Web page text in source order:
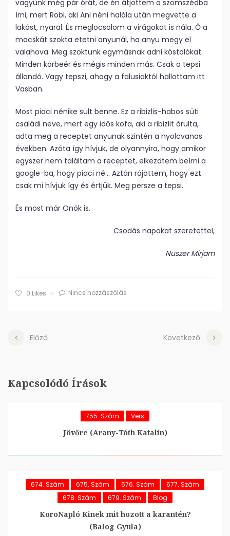
vagyunk még pár órát, de én átjöttem a szomszédba
írni, mert Robi, aki Ani néni halála után megvette a
lakást, nyaral. És meglocsolom a virágokat is nála. Ő a
macskát szokta etetni anyunál, ha anyu megy el
valahova. Meg szoktunk egymásnak adni kóstolókat.
Minden körbeér és mégis minden más. Csak a tepsi
állandó. Vagy tepszi, ahogy a falusiaktól hallottam itt
Vasban.
Most piaci nénike sült benne. Ez a ribizlis-habos süti
családi neve, mert egy idős kofa, aki a ribizlit árulta,
adta meg a receptet anyunak szintén a nyolcvanas
években. Azóta így hívjuk, de olyannyira, hogy amikor
egyszer nem találtam a receptet, elkezdtem beírni a
google-ba, hogy piaci né… Aztán rájöttem, hogy ezt
csak mi hívjuk így és értjük. Meg persze a tepsi.
És most már Önök is.
Csodás napokat szeretettel,
Nuszer Mirjam
0 Likes Nincs hozzászólás
Előző Következő
Kapcsolódó Írások
755. Szám Vers
Jövőre (Arany-Tóth Katalin)
674. Szám 675. Szám 676. Szám
677. Szám
678. Szám
679. Szám Blog
KoroNapló Kinek mit hozott a karantén?
(Balog Gyula)